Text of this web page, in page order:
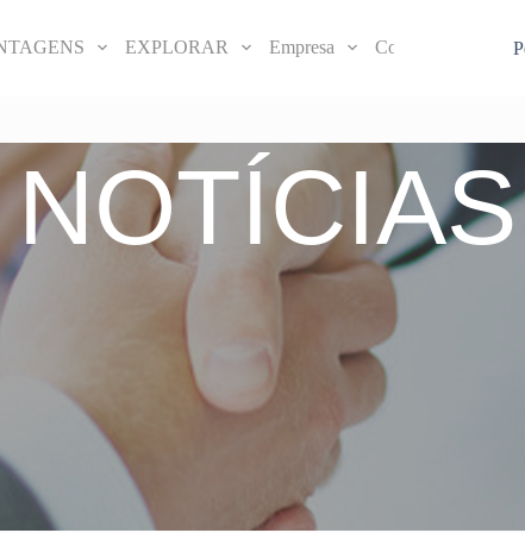
EXPLORAR Empresa Contactar-nos
NOTÍCIAS